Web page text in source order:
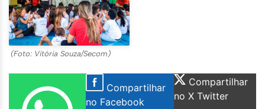
(Foto: Vitória Souza/Secom)
Compartilhar
no Facebook
Compartilhar
no X Twitter